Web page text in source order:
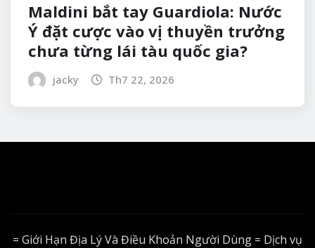
Maldini bắt tay Guardiola: Nước
Ý đặt cược vào vị thuyền trưởng
chưa từng lái tàu quốc gia?
jacky Th7 22, 2026
= Giới Hạn Địa Lý Và Điều Khoản Người Dùng = Dịch vụ